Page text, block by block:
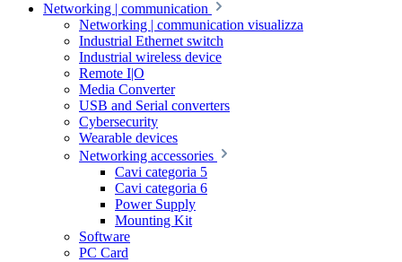
Networking | communication
Networking | communication visualizza
Industrial Ethernet switch
Industrial wireless device
Remote I|O
Media Converter
USB and Serial converters
Cybersecurity
Wearable devices
Networking accessories
Cavi categoria 5
Cavi categoria 6
Power Supply
Mounting Kit
Software
PC Card